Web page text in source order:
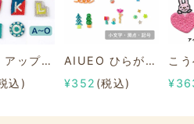
AIUEO アップリケ/ワッペン イニシャル A～O
込)
AIUEO ひらがな アップリケ/ワッペン【小文字/濁点 ゛/半濁点 ゜/記号】
¥352 (税込)